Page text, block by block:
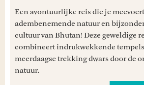
Een avontuurlijke reis die je
adembenemende natuur en
cultuur van Bhutan! Deze geweldige
combineert indrukwekkende
meerdaagse trekking dwars door de
natuur.